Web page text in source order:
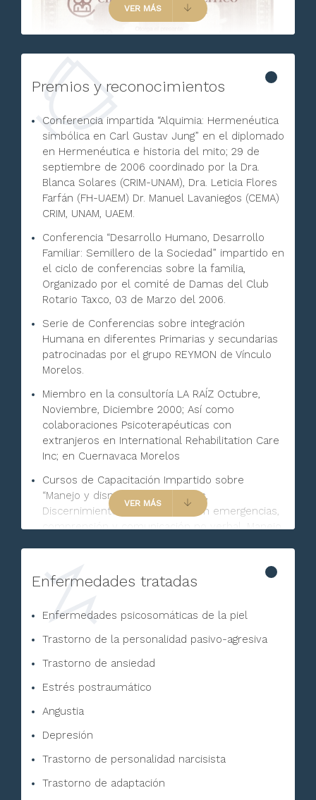
VER MÁS
Premios y reconocimientos
Conferencia impartida “Alquimia: Hermenéutica
simbólica en Carl Gustav Jung” en el diplomado
en Hermenéutica e historia del mito; 29 de
septiembre de 2006 coordinado por la Dra.
Blanca Solares (CRIM-UNAM), Dra. Leticia Flores
Farfán (FH-UAEM) Dr. Manuel Lavaniegos (CEMA)
CRIM, UNAM, UAEM.
Conferencia “Desarrollo Humano, Desarrollo
Familiar: Semillero de la Sociedad” impartido en
el ciclo de conferencias sobre la familia,
Organizado por el comité de Damas del Club
Rotario Taxco, 03 de Marzo del 2006.
Serie de Conferencias sobre integración
Humana en diferentes Primarias y secundarias
patrocinadas por el grupo REYMON de Vínculo
Morelos.
Miembro en la consultoría LA RAÍZ Octubre,
Noviembre, Diciembre 2000; Así como
colaboraciones Psicoterapéuticas con
extranjeros en International Rehabilitation Care
Inc; en Cuernavaca Morelos
Cursos de Capacitación Impartido sobre
“Manejo y disminución de Stress,
Discernimiento de prioridades en emergencias,
comprensión y comunicación no verbal, Manejo
Veracruz.
Psicología “De la Seducción a la Revolución
VER MÁS
Enfermedades tratadas
Enfermedades psicosomáticas de la piel
Trastorno de la personalidad pasivo-agresiva
Trastorno de ansiedad
Estrés postraumático
Angustia
Depresión
Trastorno de personalidad narcisista
Trastorno de adaptación